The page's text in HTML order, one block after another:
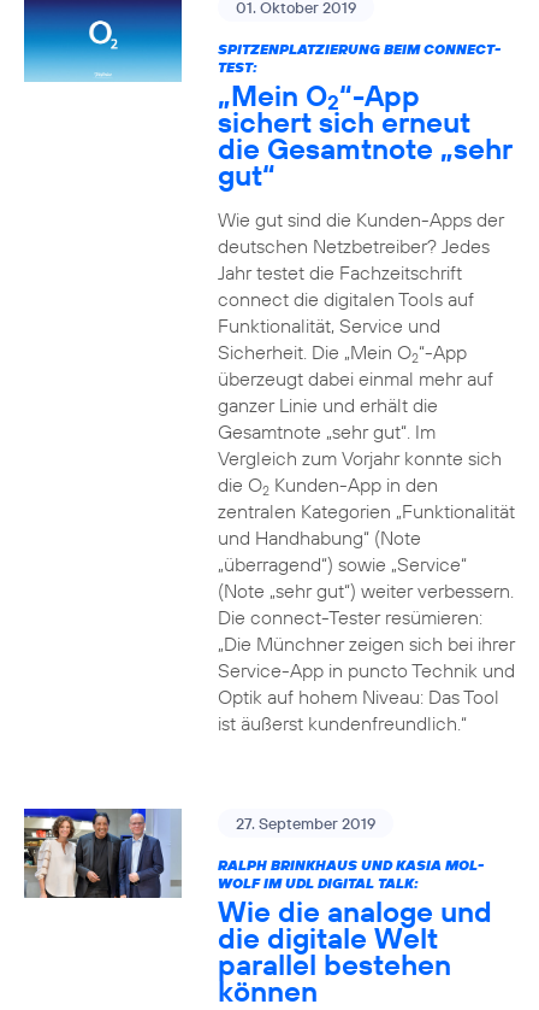
01. Oktober 2019
SPITZENPLATZIERUNG BEIM CONNECT-
TEST:
„Mein O2“-App
sichert sich erneut
die Gesamtnote „sehr
gut“
Wie gut sind die Kunden-Apps der
deutschen Netzbetreiber? Jedes
Jahr testet die Fachzeitschrift
connect die digitalen Tools auf
Funktionalität, Service und
Sicherheit. Die „Mein O2“-App
überzeugt dabei einmal mehr auf
ganzer Linie und erhält die
Gesamtnote „sehr gut“. Im
Vergleich zum Vorjahr konnte sich
die O2Kunden-App in den
zentralen Kategorien „Funktionalität
und Handhabung“ (Note
„überragend“) sowie „Service“
(Note „sehr gut“) weiter verbessern.
Die connect-Tester resümieren:
„Die Münchner zeigen sich bei ihrer
Service-App in puncto Technik und
Optik auf hohem Niveau: Das Tool
ist äußerst kundenfreundlich.“
27. September 2019
RALPH BRINKHAUS UND KASIA MOL-
WOLF IM UDL DIGITAL TALK:
Wie die analoge und
die digitale Welt
parallel bestehen
können